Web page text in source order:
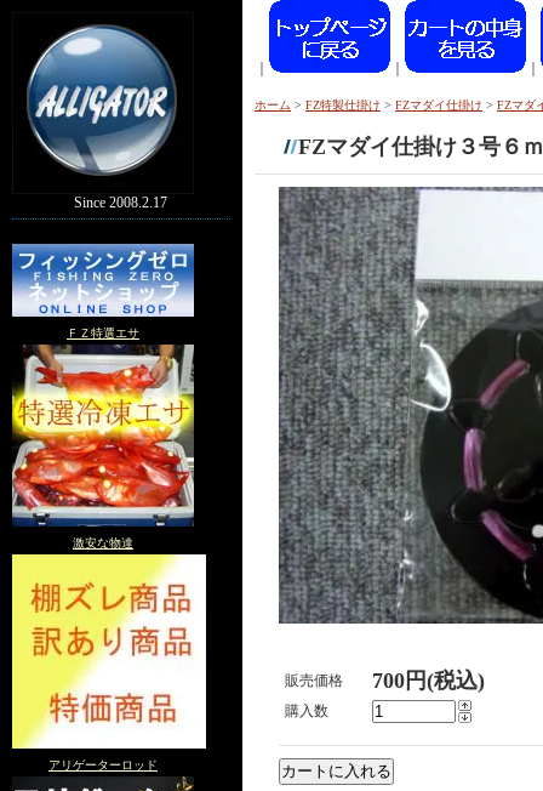
Since 2008.2.17
ＦＺ特選エサ
激安な物達
アリゲーターロッド
ホーム > FZ特製仕掛け > FZマダイ仕掛け > FZマダ
FZマダイ仕掛け３号６
販売価格 700円(税込)
購入数